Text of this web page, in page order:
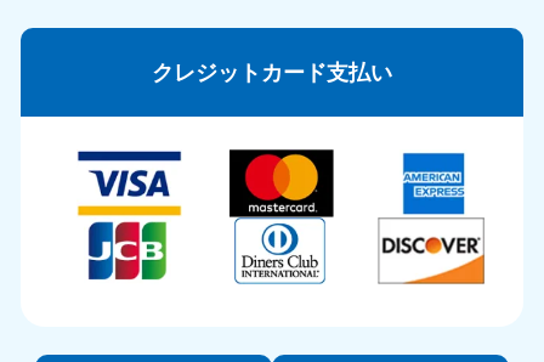
クレジットカード支払い